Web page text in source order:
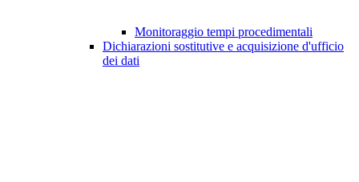
Monitoraggio tempi procedimentali
Dichiarazioni sostitutive e acquisizione d'ufficio
dei dati